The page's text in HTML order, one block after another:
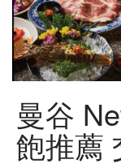
曼谷
飽推薦